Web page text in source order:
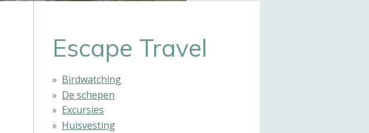
Escape Travel
Birdwatching
De schepen
Excursies
Huisvesting